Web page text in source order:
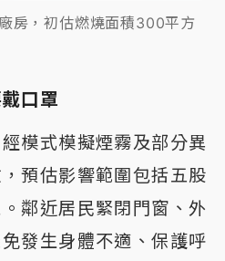
房，初估燃燒面積300平方
口罩
模式模擬煙霧及部分異
預估影響範圍包括五股
鄰近居民緊閉門窗、外
發生身體不適、保護呼